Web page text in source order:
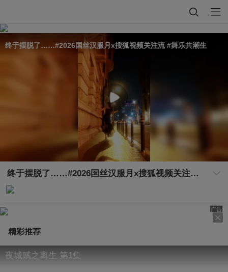
终于摆脱了……#2026国丝汉服月x搜狐视频关注流 #舞乐共潮生
终于摆脱了……#2026国丝汉服月x搜狐视频关注流 #舞乐共潮生
广告
精彩推荐
夜城赋之离生 第1集